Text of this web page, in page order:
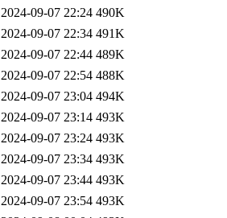
2024-09-07 22:24 490K
2024-09-07 22:34 491K
2024-09-07 22:44 489K
2024-09-07 22:54 488K
2024-09-07 23:04 494K
2024-09-07 23:14 493K
2024-09-07 23:24 493K
2024-09-07 23:34 493K
2024-09-07 23:44 493K
2024-09-07 23:54 493K